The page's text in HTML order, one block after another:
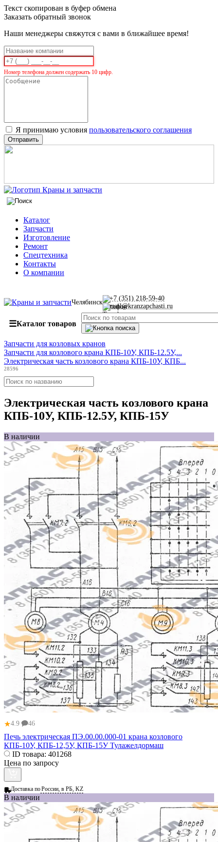
Текст скопирован в буфер обмена
Заказать обратный звонок
Наши менеджеры свяжутся с вами в ближайшее время!
Номер телефона должен содержать 10 цифр.
Я принимаю условия пользовательского соглашения
Отправить
Каталог
Запчасти
Изготовление
Ремонт
Спецтехника
Контакты
О компании
Челябинск
+7 (351) 218-59-40
mail@kranzapchasti.ru
☰Каталог товаров
Запчасти для козловых кранов
Запчасти для козлового крана КПБ-10У, КПБ-12.5У,...
Электрическая часть козлового крана КПБ-10У, КПБ...
28596
Электрическая часть козлового крана
КПБ-10У, КПБ-12.5У, КПБ-15У
В наличии
★4.9 46
Печь электрическая ПЭ.00.00.000-01 крана козлового
КПБ-10У, КПБ-12,5У, КПБ-15У Тулажелдормаш
ID товара: 401268
Цена по запросу
Доставка поРоссии, в РБ, KZ
В наличии